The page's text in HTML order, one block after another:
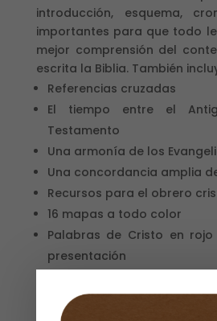
introducción, esquema,
importantes para que todo
mejor comprensión del
escrita la Biblia. También
Referencias cruzadas
El tiempo entre el
Testamento
Una armonía de los
Una concordancia amplia
Recursos para el obrero
16 mapas a todo color
Palabras de Cristo en
presentación